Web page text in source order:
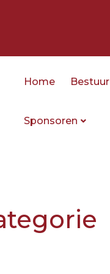
Home Bestuur
Sponsoren